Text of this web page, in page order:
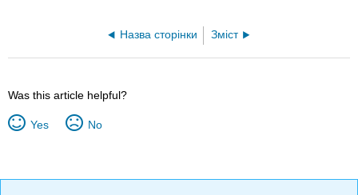
Назва сторінки Зміст
Was this article helpful?
Yes No